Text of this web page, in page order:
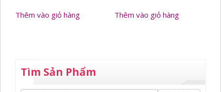
Thêm vào giỏ hàng Thêm vào giỏ hàng
Tìm Sản Phẩm